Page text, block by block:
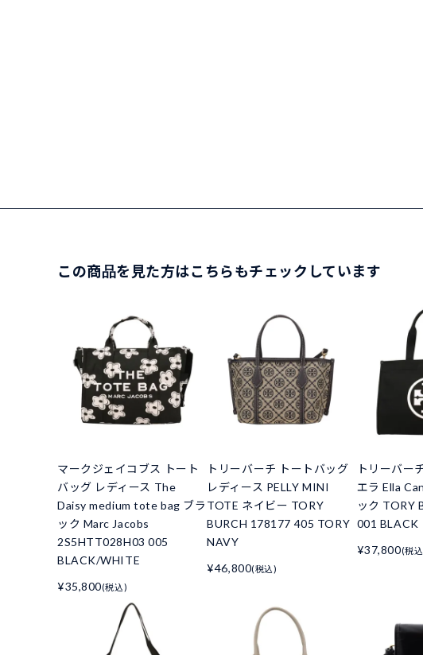
この商品を見た方はこちらもチェックしています
マークジェイコブス トート
バッグ レディース The
Daisy medium tote bag ブラ
ック Marc Jacobs
2S5HTT028H03 005
BLACK/WHITE
¥35,800(税込)
トリーバーチ トートバッグ
レディース PELLY MINI
TOTE ネイビー TORY
BURCH 178177 405 TORY
NAVY
¥46,800(税込)
トリーバー
エラ Ella
ック TORY
001 BLACK
¥37,800(税